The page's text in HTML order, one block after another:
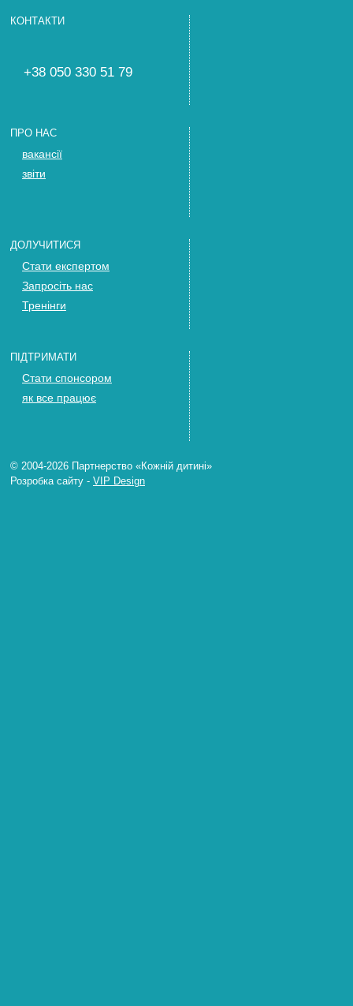
КОНТАКТИ
+38 050 330 51 79
ПРО НАС
вакансії
звіти
ДОЛУЧИТИСЯ
Стати експертом
Запросіть нас
Тренінги
ПІДТРИМАТИ
Стати спонсором
як все працює
© 2004-2026 Партнерство «Кожній дитині»
Розробка сайту - VIP Design